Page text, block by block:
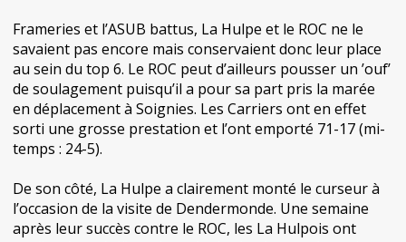
Frameries et l’ASUB battus, La Hulpe et le ROC ne le
savaient pas encore mais conservaient donc leur place
au sein du top 6. Le ROC peut d’ailleurs pousser un ’ouf’
de soulagement puisqu’il a pour sa part pris la marée
en déplacement à Soignies. Les Carriers ont en effet
sorti une grosse prestation et l’ont emporté 71-17 (mi-
temps : 24-5).
De son côté, La Hulpe a clairement monté le curseur à
l’occasion de la visite de Dendermonde. Une semaine
après leur succès contre le ROC, les La Hulpois ont